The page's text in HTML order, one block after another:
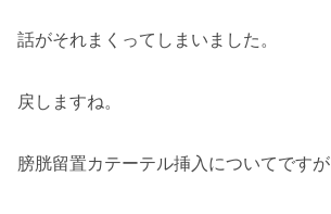
話がそれまくってしまいました。
戻しますね。
膀胱留置カテーテル挿入についてですが